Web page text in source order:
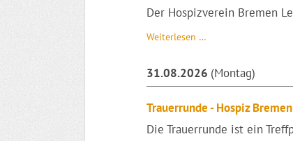
Der Hospizverein Bremen
Weiterlesen …
Menschen
Hospizverein
e.V.
31.08.2026 (Montag)
Trauerrunde - Hospiz
Die Trauerrunde ist ein